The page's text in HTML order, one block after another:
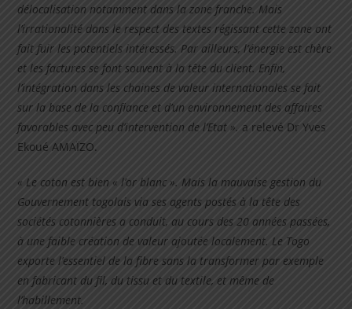
délocalisation notamment dans la zone franche. Mais
l’irrationalité dans le respect des textes régissant cette zone ont
fait fuir les potentiels intéressés. Par ailleurs, l’énergie est chère
et les factures se font souvent à la tête du client. Enfin,
l’intégration dans les chaines de valeur internationales se fait
sur la base de la confiance et d’un environnement des affaires
favorables avec peu d’intervention de l’Etat ».a relevé Dr Yves
Ekoué AMAÏZO.
« Le coton est bien « l’or blanc ». Mais la mauvaise gestion du
Gouvernement togolais via ses agents postés à la tête des
sociétés cotonnières a conduit, au cours des 20 années passées,
à une faible création de valeur ajoutée localement. Le Togo
exporte l’essentiel de la fibre sans la transformer par exemple
en fabricant du fil, du tissu et du textile, et même de
l’habillement.